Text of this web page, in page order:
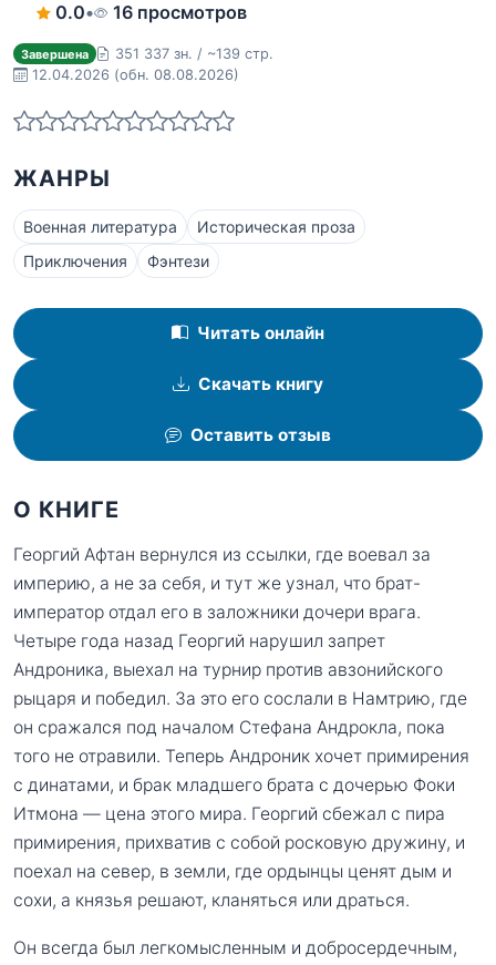
0.0• 16 просмотров
Завершена
351 337 зн. / ~139 стр.
12.04.2026 (обн. 08.08.2026)
ЖАНРЫ
Военная литература
Историческая проза
Приключения
Фэнтези
Читать онлайн
Скачать книгу
Оставить отзыв
О КНИГЕ
Георгий Афтан вернулся из ссылки, где воевал за
империю, а не за себя, и тут же узнал, что брат-
император отдал его в заложники дочери врага.
Четыре года назад Георгий нарушил запрет
Андроника, выехал на турнир против авзонийского
рыцаря и победил. За это его сослали в Намтрию, где
он сражался под началом Стефана Андрокла, пока
того не отравили. Теперь Андроник хочет примирения
с динатами, и брак младшего брата с дочерью Фоки
Итмона — цена этого мира. Георгий сбежал с пира
примирения, прихватив с собой росковую дружину, и
поехал на север, в земли, где ордынцы ценят дым и
сохи, а князья решают, кланяться или драться.
Он всегда был легкомысленным и добросердечным,